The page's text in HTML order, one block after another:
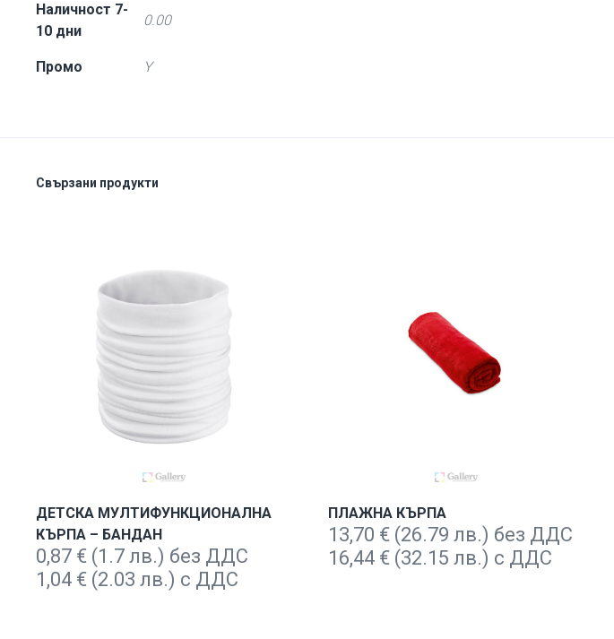
Наличност 7-
10 дни
0.00
Промо Y
Свързани продукти
ДЕТСКА МУЛТИФУНКЦИОНАЛНА
КЪРПА – БАНДАН
0,87 € (1.7 лв.) без ДДС
1,04 € (2.03 лв.) с ДДС
ПЛАЖНА КЪРПА
13,70 € (26.79 лв.) без ДДС
16,44 € (32.15 лв.) с ДДС